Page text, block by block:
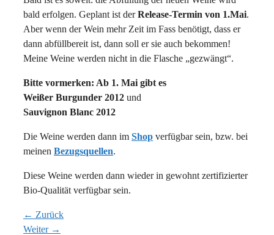
bald erfolgen. Geplant ist derRelease-Termin von 1.Mai.
Aber wenn der Wein mehr Zeit im Fass benötigt, dass er
dann abfüllbereit ist, dann soll er sie auch bekommen!
Meine Weine werden nicht in die Flasche „gezwängt“.
Bitte vormerken: Ab 1. Mai gibt es
Weißer Burgunder 2012 und
Sauvignon Blanc 2012
Die Weine werden dann im Shop verfügbar sein, bzw. bei
meinen Bezugsquellen.
Diese Weine werden dann wieder in gewohnt zertifizierter
Bio-Qualität verfügbar sein.
← Zurück
Weiter →